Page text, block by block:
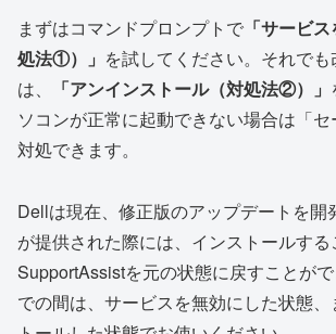
まずはコマンドプロンプトで 「サービ
処法①）」 を試してください。それで
は、
「アンインストール（対処法②）」
ソコンが正常に起動できない場合は「
対処できます。
Dellは現在、修正版のアップデートを開
が提供された際には、インストールする
SupportAssistを元の状態に戻すことが
での間は、サービスを無効にした状態